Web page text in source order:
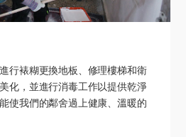
行裱糊更換地板、修理樓梯和衛
化，並進行消毒工作以提供乾淨
使我們的鄰舍過上健康、溫暖的